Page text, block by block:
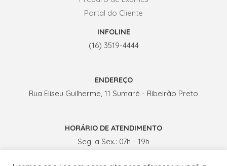
Portal do Cliente
INFOLINE
(16) 3519-4444
ENDEREÇO
Rua Eliseu Guilherme, 11 Sumaré - Ribeirão Preto
HORÁRIO DE ATENDIMENTO
Seg. a Sex.: 07h - 19h